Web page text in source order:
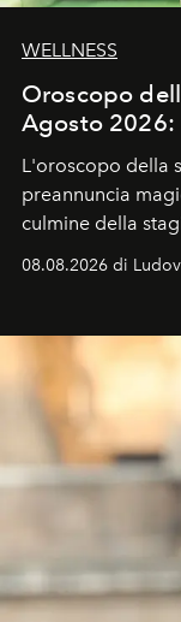
WELLNESS
Oroscopo
Agosto 2026:
L'oroscopo della
preannuncia
culmine della
ideale per la
08.08.2026 di